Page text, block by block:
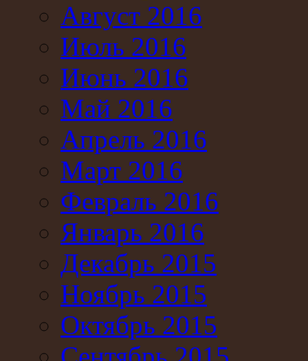
Август 2016
Июль 2016
Июнь 2016
Май 2016
Апрель 2016
Март 2016
Февраль 2016
Январь 2016
Декабрь 2015
Ноябрь 2015
Октябрь 2015